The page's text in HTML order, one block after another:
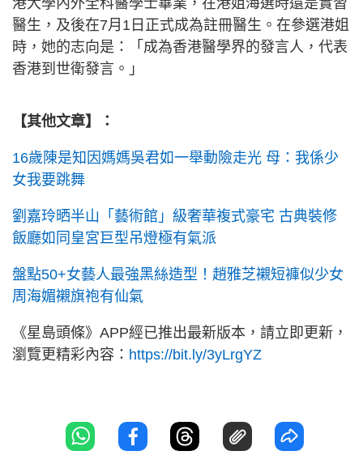
港大學內外全科醫學士畢業，在港姐海選時還是實習
醫生，及後在7月1日正式成為註冊醫生。在參選港姐
時，她的志向是：「成為香港醫學界的發言人，代表
香港到世衛發言。」
【其他文章】：
16歲陳是知因媽媽吳君如一舉動險走光 母：我係少
女我要跳舞
劉嘉玲晒半山「藝術館」級奢華複式豪宅 古典裝修
飯廳如同皇宮巨型吊燈極有氣派
盤點50+女藝人最強黑絲造型！趙雅芝襯短褲似少女
周海媚襯旗袍有仙氣
《星島頭條》APP經已推出最新版本，請立即更新，
瀏覽更精彩內容： https://bit.ly/3yLrgYZ